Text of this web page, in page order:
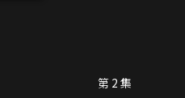
第 2 集